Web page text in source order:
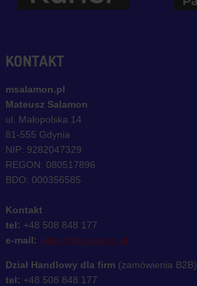
KONTAKT
msalamon.pl
Mateusz Salamon
ul. Małopolska 14
81-555 Gdynia
NIP: 9282047329
REGON: 080517896
BDO: 000356585
Kontakt
tel: +48 508 848 177
e-mail: sklep@msalamon.pl
Dział Handlowy dla firm (zamówienia B2B)
tel: +48 508 848 177